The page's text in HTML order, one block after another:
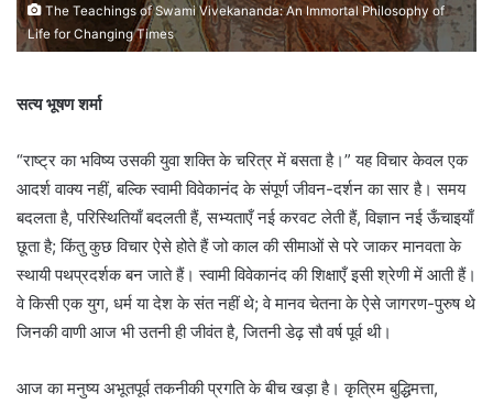
The Teachings of Swami Vivekananda: An Immortal Philosophy of
Life for Changing Times
सत्य भूषण शर्मा
“राष्ट्र का भविष्य उसकी युवा शक्ति के चरित्र में बसता है।” यह विचार केवल एक
आदर्श वाक्य नहीं, बल्कि स्वामी विवेकानंद के संपूर्ण जीवन-दर्शन का सार है। समय
बदलता है, परिस्थितियाँ बदलती हैं, सभ्यताएँ नई करवट लेती हैं, विज्ञान नई ऊँचाइयाँ
छूता है; किंतु कुछ विचार ऐसे होते हैं जो काल की सीमाओं से परे जाकर मानवता के
स्थायी पथप्रदर्शक बन जाते हैं। स्वामी विवेकानंद की शिक्षाएँ इसी श्रेणी में आती हैं।
वे किसी एक युग, धर्म या देश के संत नहीं थे; वे मानव चेतना के ऐसे जागरण-पुरुष थे
जिनकी वाणी आज भी उतनी ही जीवंत है, जितनी डेढ़ सौ वर्ष पूर्व थी।
आज का मनुष्य अभूतपूर्व तकनीकी प्रगति के बीच खड़ा है। कृत्रिम बुद्धिमत्ता,